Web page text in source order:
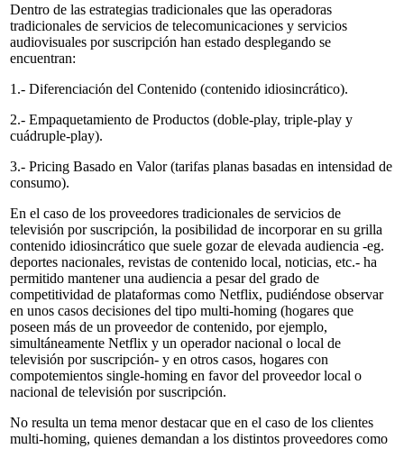
Dentro de las estrategias tradicionales que las operadoras
tradicionales de servicios de telecomunicaciones y servicios
audiovisuales por suscripción han estado desplegando se
encuentran:
1.- Diferenciación del Contenido (contenido idiosincrático).
2.- Empaquetamiento de Productos (doble-play, triple-play y
cuádruple-play).
3.- Pricing Basado en Valor (tarifas planas basadas en intensidad de
consumo).
En el caso de los proveedores tradicionales de servicios de
televisión por suscripción, la posibilidad de incorporar en su grilla
contenido idiosincrático que suele gozar de elevada audiencia -eg.
deportes nacionales, revistas de contenido local, noticias, etc.- ha
permitido mantener una audiencia a pesar del grado de
competitividad de plataformas como Netflix, pudiéndose observar
en unos casos decisiones del tipo multi-homing (hogares que
poseen más de un proveedor de contenido, por ejemplo,
simultáneamente Netflix y un operador nacional o local de
televisión por suscripción- y en otros casos, hogares con
compotemientos single-homing en favor del proveedor local o
nacional de televisión por suscripción.
No resulta un tema menor destacar que en el caso de los clientes
multi-homing, quienes demandan a los distintos proveedores como